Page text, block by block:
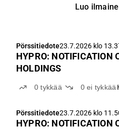
Luo
Pörssitiedote23.7.2026 klo
HYPRO: NOTIFICATION
HOLDINGS
0tykkää 0ei tykkää
Pörssitiedote23.7.2026 klo
HYPRO: NOTIFICATION